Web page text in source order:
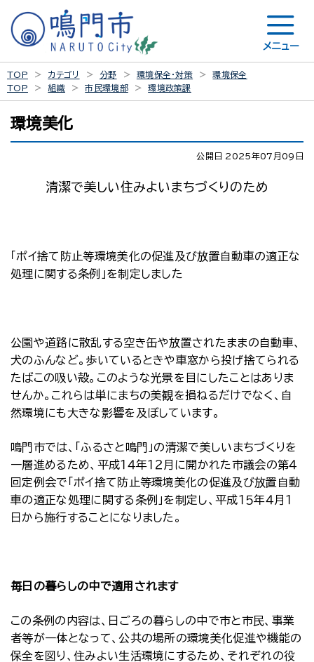
メニュー
TOP カテゴリ 分野 環境保全・対策
環境保全
TOP
組織 市民環境部 環境政策課
環境美化
公開日 2025年07月09日
清潔で美しい住みよいまちづくりのため
「ポイ捨て防止等環境美化の促進及び放置自動車の適正な
処理に関する条例」を制定しました
公園や道路に散乱する空き缶や放置されたままの自動車、
犬のふんなど。歩いているときや車窓から投げ捨てられる
たばこの吸い殻。このような光景を目にしたことはありま
せんか。これらは単にまちの美観を損ねるだけでなく、自
然環境にも大きな影響を及ぼしています。
鳴門市では、「ふるさと鳴門」の清潔で美しいまちづくりを
一層進めるため、平成１４年１２月に開かれた市議会の第４
回定例会で「ポイ捨て防止等環境美化の促進及び放置自動
車の適正な処理に関する条例」を制定し、平成１５年４月１
日から施行することになりました。
毎日の暮らしの中で適用されます
この条例の内容は、日ごろの暮らしの中で市と市民、事業
者等が一体となって、公共の場所の環境美化促進や機能の
保全を図り、住みよい生活環境にするため、それぞれの役